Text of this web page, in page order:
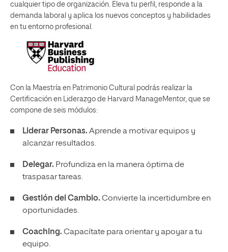
cualquier tipo de organización. Eleva tu perfil, responde a la
demanda laboral y aplica los nuevos conceptos y habilidades
en tu entorno profesional.
Con la Maestría en Patrimonio Cultural podrás realizar la
Certificación en Liderazgo de Harvard ManageMentor, que se
compone de seis módulos:
Liderar Personas. Aprende a motivar equipos y
alcanzar resultados.
Delegar. Profundiza en la manera óptima de
traspasar tareas.
Gestión del Cambio. Convierte la incertidumbre en
oportunidades.
Coaching. Capacítate para orientar y apoyar a tu
equipo.